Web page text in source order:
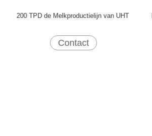
200 TPD de Melkproductielijn van UHT
Contact